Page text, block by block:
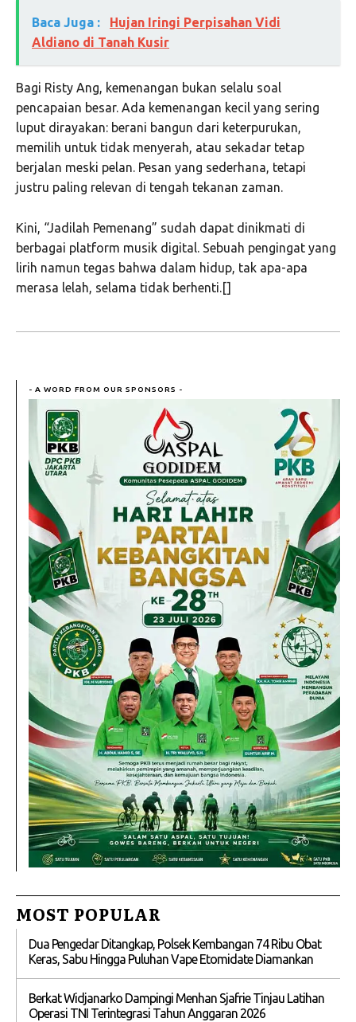
Baca Juga :
Hujan Iringi Perpisahan Vidi
Aldiano di Tanah Kusir
Bagi Risty Ang, kemenangan bukan selalu soal
pencapaian besar. Ada kemenangan kecil yang sering
luput dirayakan: berani bangun dari keterpurukan,
memilih untuk tidak menyerah, atau sekadar tetap
berjalan meski pelan. Pesan yang sederhana, tetapi
justru paling relevan di tengah tekanan zaman.
Kini, “Jadilah Pemenang” sudah dapat dinikmati di
berbagai platform musik digital. Sebuah pengingat yang
lirih namun tegas bahwa dalam hidup, tak apa-apa
merasa lelah, selama tidak berhenti.[]
- A WORD FROM OUR SPONSORS -
MOST POPULAR
Dua Pengedar Ditangkap, Polsek Kembangan 74 Ribu Obat
Keras, Sabu Hingga Puluhan Vape Etomidate Diamankan
Berkat Widjanarko Dampingi Menhan Sjafrie Tinjau Latihan
Operasi TNI Terintegrasi Tahun Anggaran 2026